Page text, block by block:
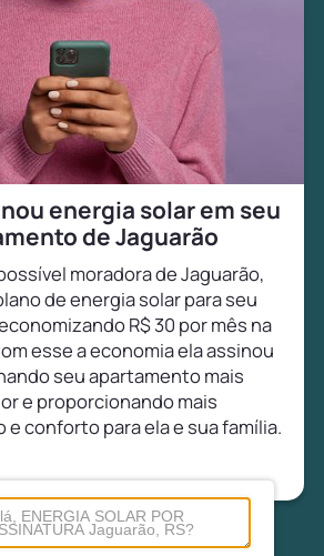
energia solar em seu
de Jaguarão
moradora de Jaguarão,
de energia solar para seu
R$ 30 por mês na
esse a economia ela assinou
seu apartamento mais
e proporcionando mais
conforto para ela e sua família.
tudo sobre energia